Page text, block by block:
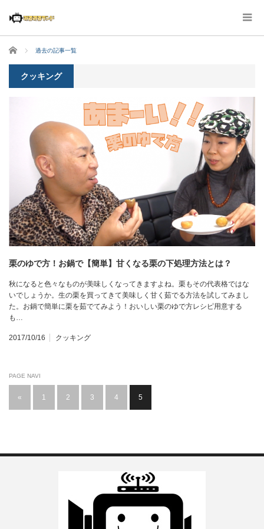
ホーム 過去の記事一覧
クッキング
栗のゆで方！お鍋で【簡単】甘くなる栗の下処理方法とは？
秋になると色々なものが美味しくなってきますよね。栗もその代表格ではな
いでしょうか。生の栗を買ってきて美味しく甘く茹でる方法を試してみまし
た。お鍋で簡単に栗を茹でてみよう！おいしい栗のゆで方レシピ用意する
も…
2017/10/16 クッキング
PAGE NAVI
« 1 2 3 4 5